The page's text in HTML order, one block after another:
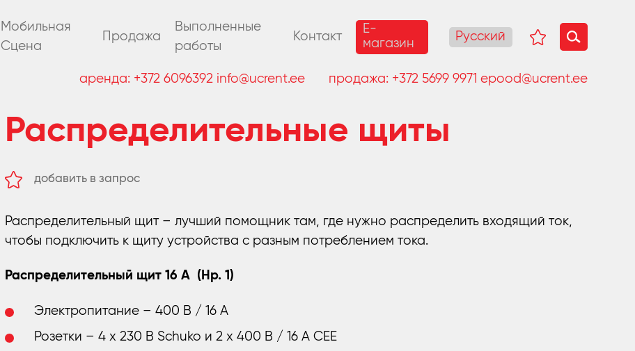
Mобильная
Cцена
Продажа
Выполненные
работы
Контакт
E-
магазин
Русский
аренда: +372 6096392 info@ucrent.ee продажа: +372 5699 9971 epood@ucrent.ee
Распределительные щиты
добавить в запрос
Распределительный щит – лучший помощник там, где нужно распределить входящий ток,
чтобы подключить к щиту устройства с разным потреблением тока.
Распределительный щит 16 A (Нр. 1)
Электропитание – 400 В / 16 А
Розетки – 4 x 230 В Schuko и 2 x 400 В / 16 А CEE